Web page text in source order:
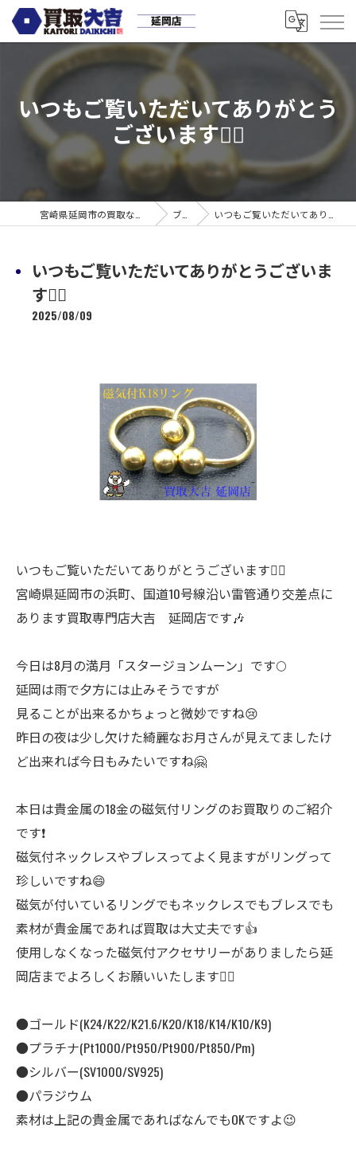
いつもご覧いただいてありがとう
ございます🙇‍♂️
ブログ いつもご覧いただいてありがとうございます🙇‍♂️
いつもご覧いただいてありがとうございま
す🙇‍♂️
2025/08/09
いつもご覧いただいてありがとうございます🙇‍♂️
宮崎県延岡市の浜町、国道10号線沿い雷管通り交差点に
あります買取専門店大吉 延岡店です🎶
今日は8月の満月「スタージョンムーン」です🌕
延岡は雨で夕方には止みそうですが
見ることが出来るかちょっと微妙ですね😢
昨日の夜は少し欠けた綺麗なお月さんが見えてましたけ
ど出来れば今日もみたいですね🤗
本日は貴金属の18金の磁気付リングのお買取りのご紹介
です❗
磁気付ネックレスやブレスってよく見ますがリングって
珍しいですね😄
磁気が付いているリングでもネックレスでもブレスでも
素材が貴金属であれば買取は大丈夫です👍
使用しなくなった磁気付アクセサリーがありましたら延
岡店までよろしくお願いいたします🙇‍♂️
●ゴールド(K24/K22/K21.6/K20/K18/K14/K10/K9)
●プラチナ(Pt1000/Pt950/Pt900/Pt850/Pm)
●シルバー(SV1000/SV925)
●パラジウム
素材は上記の貴金属であればなんでもOKですよ😉